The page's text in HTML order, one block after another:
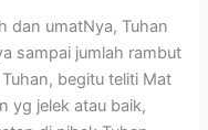
dan umatNya, Tuhan
sampai jumlah rambut
begitu teliti Mat
yg jelek atau baik,